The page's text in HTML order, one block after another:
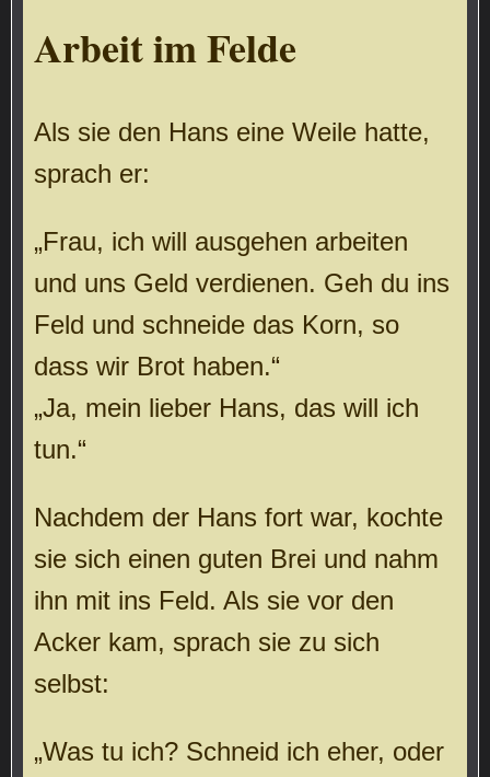
Arbeit im Felde
Als sie den Hans eine Weile hatte,
sprach er:
„Frau, ich will ausgehen arbeiten
und uns Geld verdienen. Geh du ins
Feld und schneide das Korn, so
dass wir Brot haben.“
„Ja, mein lieber Hans, das will ich
tun.“
Nachdem der Hans fort war, kochte
sie sich einen guten Brei und nahm
ihn mit ins Feld. Als sie vor den
Acker kam, sprach sie zu sich
selbst:
„Was tu ich? Schneid ich eher, oder